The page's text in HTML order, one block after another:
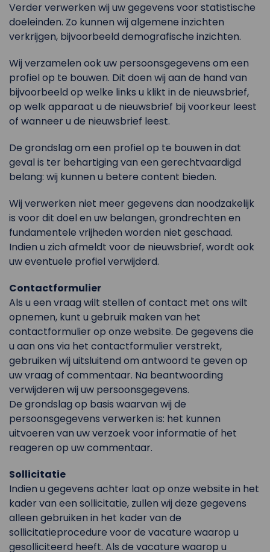
Verder verwerken wij uw gegevens voor statistische
doeleinden. Zo kunnen wij algemene inzichten
verkrijgen, bijvoorbeeld demografische inzichten.
Wij verzamelen ook uw persoonsgegevens om een
profiel op te bouwen. Dit doen wij aan de hand van
bijvoorbeeld op welke links u klikt in de nieuwsbrief,
op welk apparaat u de nieuwsbrief bij voorkeur leest
of wanneer u de nieuwsbrief leest.
De grondslag om een profiel op te bouwen in dat
geval is ter behartiging van een gerechtvaardigd
belang: wij kunnen u betere content bieden.
Wij verwerken niet meer gegevens dan noodzakelijk
is voor dit doel en uw belangen, grondrechten en
fundamentele vrijheden worden niet geschaad.
Indien u zich afmeldt voor de nieuwsbrief, wordt ook
uw eventuele profiel verwijderd.
Contactformulier
Als u een vraag wilt stellen of contact met ons wilt
opnemen, kunt u gebruik maken van het
contactformulier op onze website. De gegevens die
u aan ons via het contactformulier verstrekt,
gebruiken wij uitsluitend om antwoord te geven op
uw vraag of commentaar. Na beantwoording
verwijderen wij uw persoonsgegevens.
De grondslag op basis waarvan wij de
persoonsgegevens verwerken is: het kunnen
uitvoeren van uw verzoek voor informatie of het
reageren op uw commentaar.
Sollicitatie
Indien u gegevens achter laat op onze website in het
kader van een sollicitatie, zullen wij deze gegevens
alleen gebruiken in het kader van de
sollicitatieprocedure voor de vacature waarop u
gesolliciteerd heeft. Als de vacature waarop u